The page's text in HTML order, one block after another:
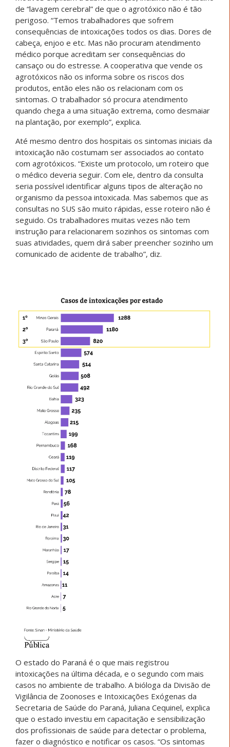
de “lavagem cerebral” de que o agrotóxico não é tão
perigoso. “Temos trabalhadores que sofrem
consequências de intoxicações todos os dias. Dores de
cabeça, enjoo e etc. Mas não procuram atendimento
médico porque acreditam ser consequências do
cansaço ou do estresse. A cooperativa que vende os
agrotóxicos não os informa sobre os riscos dos
produtos, então eles não os relacionam com os
sintomas. O trabalhador só procura atendimento
quando chega a uma situação extrema, como desmaiar
na plantação, por exemplo”, explica.
Até mesmo dentro dos hospitais os sintomas iniciais da
intoxicação não costumam ser associados ao contato
com agrotóxicos. “Existe um protocolo, um roteiro que
o médico deveria seguir. Com ele, dentro da consulta
seria possível identificar alguns tipos de alteração no
organismo da pessoa intoxicada. Mas sabemos que as
consultas no SUS são muito rápidas, esse roteiro não é
seguido. Os trabalhadores muitas vezes não tem
instrução para relacionarem sozinhos os sintomas com
suas atividades, quem dirá saber preencher sozinho um
comunicado de acidente de trabalho”, diz.
O estado do Paraná é o que mais registrou
intoxicações na última década, e o segundo com mais
casos no ambiente de trabalho. A bióloga da Divisão de
Vigilância de Zoonoses e Intoxicações Exógenas da
Secretaria de Saúde do Paraná, Juliana Cequinel, explica
que o estado investiu em capacitação e sensibilização
dos profissionais de saúde para detectar o problema,
fazer o diagnóstico e notificar os casos. “Os sintomas